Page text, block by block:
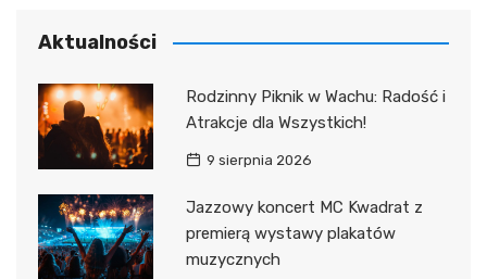
Aktualności
Rodzinny Piknik w Wachu: Radość i
Atrakcje dla Wszystkich!
9 sierpnia 2026
Jazzowy koncert MC Kwadrat z
premierą wystawy plakatów
muzycznych